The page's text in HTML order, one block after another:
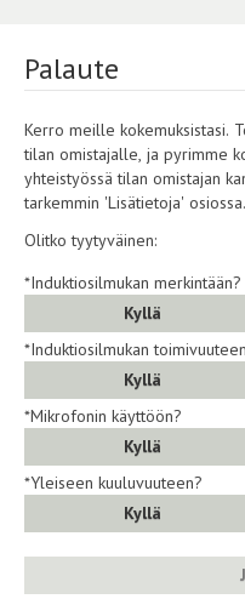
Palaute
Kerro meille kokemuksistasi.
tilan omistajalle, ja pyrimme korjaamaan
yhteistyössä tilan omistajan
tarkemmin 'Lisätietoja' osiossa.
Olitko tyytyväinen:
*Induktiosilmukan merkintään?
Kyllä
*Induktiosilmukan
Kyllä
*Mikrofonin käyttöön?
Kyllä
*Yleiseen kuuluvuuteen?
Kyllä